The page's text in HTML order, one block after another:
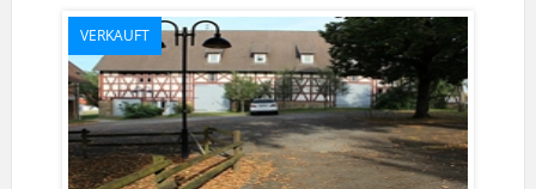
VERKAUFT